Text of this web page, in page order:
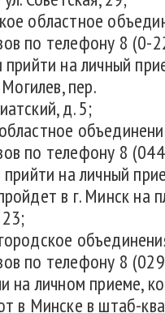
областное
по телефону 8 (0-
на личный
пер.
д. 5;
по телефону 8
на личный
в г. Минск на
по телефону 8
на личном приеме,
в Минске в штаб-